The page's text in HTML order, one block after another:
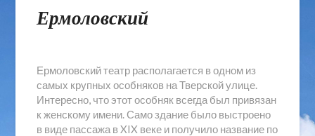
Ермоловский
Ермоловский театр располагается в одном из
самых крупных особняков на Тверской улице.
Интересно, что этот особняк всегда был привязан
к женскому имени. Само здание было выстроено
в виде пассажа в XIX веке и получило название по